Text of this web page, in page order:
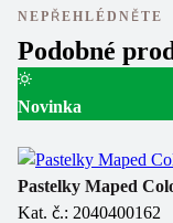
NEPŘEHLÉDNĚTE
Podobné
Novinka
Pastelky Maped
Kat. č.: 2040400162